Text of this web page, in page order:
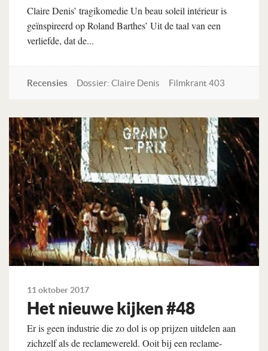
Claire Denis’ tragikomedie Un beau soleil intérieur is
geïnspireerd op Roland Barthes’ Uit de taal van een
verliefde, dat de...
Recensies Dossier: Claire Denis Filmkrant 403
Lees verder
11 oktober 2017
Het nieuwe kijken #48
Er is geen industrie die zo dol is op prijzen uitdelen aan
zichzelf als de reclamewereld. Ooit bij een reclame-